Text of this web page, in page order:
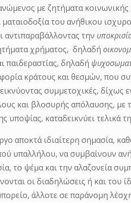
με ζητήματα
του ανήθικου
αντιπαραβάλλοντας την
χρήματος, δηλαδή
παιδεραστίας, δηλαδή
κράτους και θεσμών, που
συμμετοχικές,
και βλοσυρής απόλαυσης,
υποψίας, καταδεικνύει τελικά
αποκτά ιδιαίτερη σημασία,
υπαλλήλου, να συμβαίνουν
το ψέμα και την αλαζονεία
οι διαδηλώσεις ή και του
άλλοτε σε παράνομη